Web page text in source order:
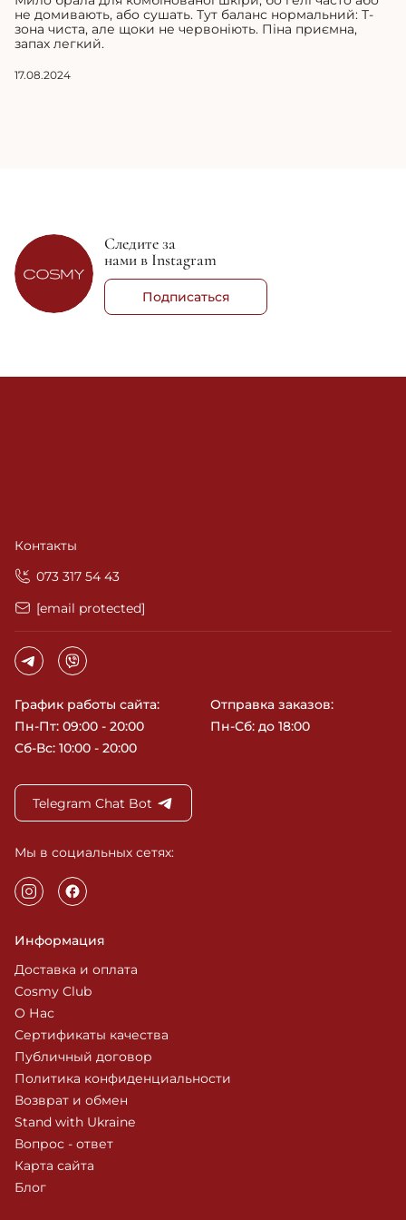
не домивають, або сушать. Тут баланс нормальний: Т-
зона чиста, але щоки не червоніють. Піна приємна,
запах легкий.
17.08.2024
Следите за
нами в Instagram
Подписаться
Контакты
‎073 317 54 43
[email protected]
График работы сайта:
Пн-Пт: 09:00 - 20:00
Сб-Вс: 10:00 - 20:00
Отправка заказов:
Пн-Сб: до 18:00
Telegram Chat Bot
Мы в социальных сетях:
Информация
Доставка и оплата
Cosmy Club
О Нас
Сертификаты качества
Публичный договор
Политика конфиденциальности
Возврат и обмен
Stand with Ukraine
Вопрос - ответ
Карта сайта
Блог